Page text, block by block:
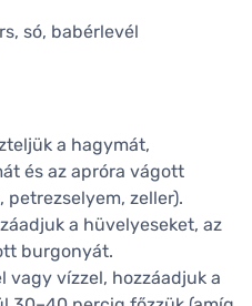
só, babérlevél
a hagymát,
és az apróra vágott
petrezselyem, zeller).
a hüvelyeseket, az
burgonyát.
vagy vízzel, hozzáadjuk a